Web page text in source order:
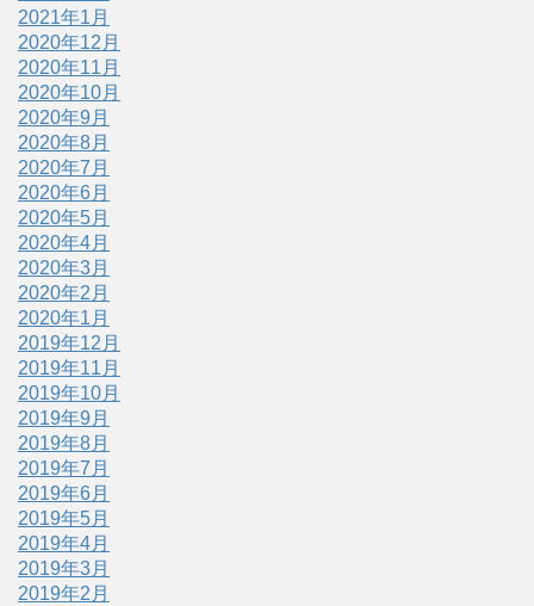
2021年1月
2020年12月
2020年11月
2020年10月
2020年9月
2020年8月
2020年7月
2020年6月
2020年5月
2020年4月
2020年3月
2020年2月
2020年1月
2019年12月
2019年11月
2019年10月
2019年9月
2019年8月
2019年7月
2019年6月
2019年5月
2019年4月
2019年3月
2019年2月